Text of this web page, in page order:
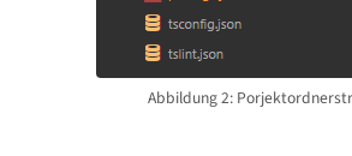
Abbildung 2: